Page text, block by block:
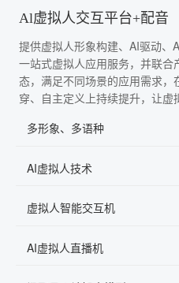
Al虚拟人交互平台+配音
提供虚拟人形象构建、AI驱动、
一站式虚拟人应用服务，并联
态，满足不同场景的应用需求，
穿、自主定义上持续提升，让虚
多形象、多语种
AI虚拟人技术
虚拟人智能交互机
AI虚拟人直播机